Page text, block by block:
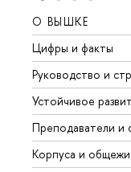
О ВЫШКЕ
Цифры и факты
Руководство и
Устойчивое
Преподаватели и
Корпуса и